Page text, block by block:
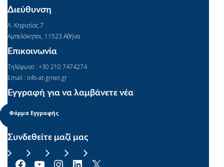
Διεύθυνση
Λ. Κηφισίας 7
Αμπελόκηποι, 11523 Αθήνα
Επικοινωνία
Τηλέφωνο : +30 210 7474274
Email : info-at-grnet.gr
Εγγραφή για να λαμβάνετε νέα
Φόρμα Εγγραφής
Συνδεθείτε μαζί μας
Facebook YouTube Instagram Linkedin